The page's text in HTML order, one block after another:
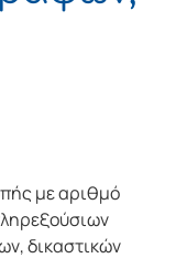
με αριθμό
δικαστικών